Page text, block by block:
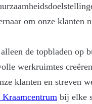
om onze
de topbladen
werkruimtes
klanten en streven
Kraamcentrum bij elke